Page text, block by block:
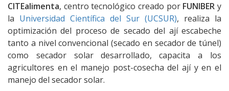
CITEalimenta, centro tecnológico creado por FUNIBER y
la Universidad Científica del Sur (UCSUR), realiza la
optimización del proceso de secado del ají escabeche
tanto a nivel convencional (secado en secador de túnel)
como secador solar desarrollado, capacita a los
agricultores en el manejo post-cosecha del ají y en el
manejo del secador solar.